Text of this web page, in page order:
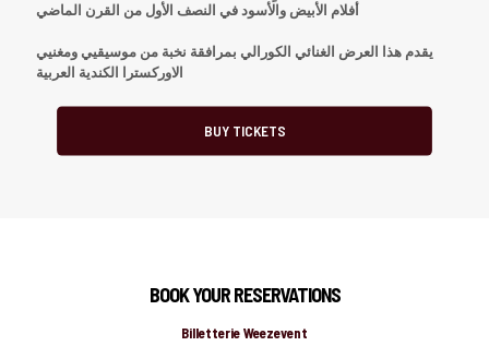
أفلام الأبيض والأسود في النصف الأول من القرن الماضي
يقدم هذا العرض الغنائي الكورالي بمرافقة نخبة من موسيقيي ومغنيي
الاوركسترا الكندية العربية
BUY TICKETS
BOOK YOUR RESERVATIONS
Billetterie Weezevent